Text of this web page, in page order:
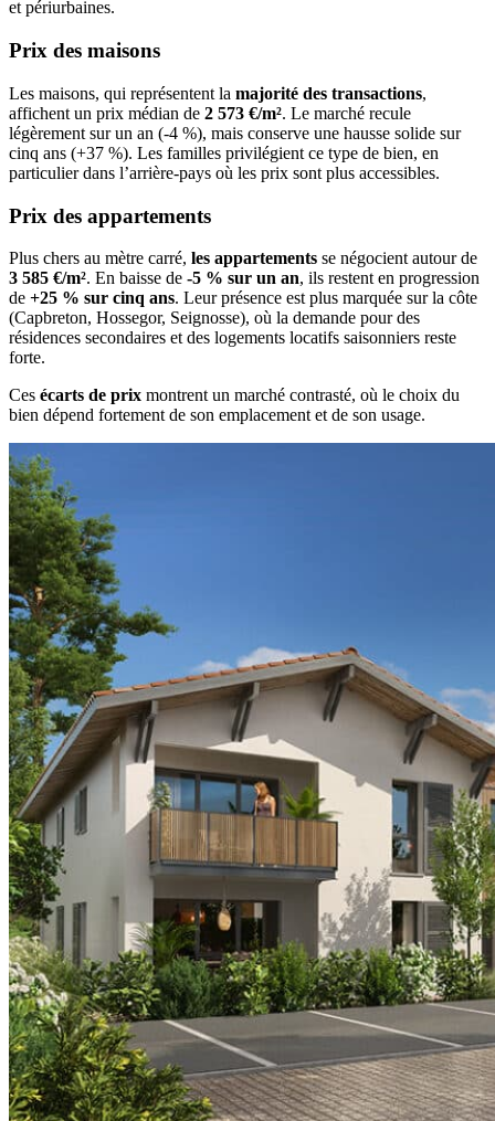
et périurbaines.
Prix des maisons
Les maisons, qui représentent la majorité des transactions,
affichent un prix médian de 2 573 €/m². Le marché recule
légèrement sur un an (-4 %), mais conserve une hausse solide sur
cinq ans (+37 %). Les familles privilégient ce type de bien, en
particulier dans l’arrière-pays où les prix sont plus accessibles.
Prix des appartements
Plus chers au mètre carré, les appartements se négocient autour de
3 585 €/m². En baisse de -5 % sur un an, ils restent en progression
de +25 % sur cinq ans. Leur présence est plus marquée sur la côte
(Capbreton, Hossegor, Seignosse), où la demande pour des
résidences secondaires et des logements locatifs saisonniers reste
forte.
Ces écarts de prix montrent un marché contrasté, où le choix du
bien dépend fortement de son emplacement et de son usage.